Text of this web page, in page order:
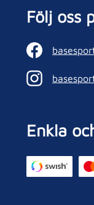
Följ oss
Enkla